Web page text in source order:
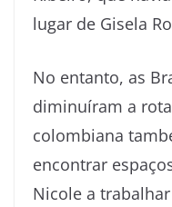
lugar de Gisela
No entanto, as
diminuíram a
colombiana
encontrar
Nicole a